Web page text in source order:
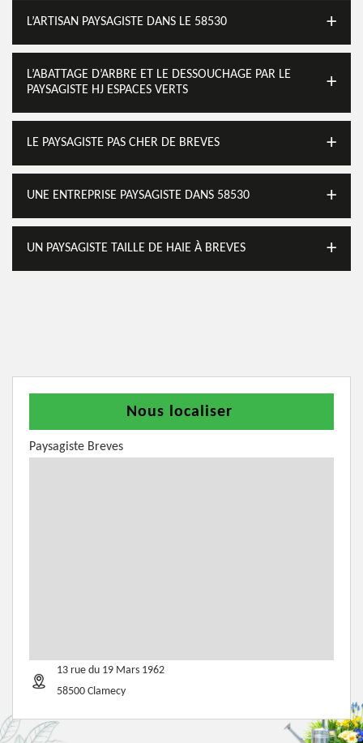
L’ARTISAN PAYSAGISTE DANS LE 58530
L’ABATTAGE D’ARBRE ET LE DESSOUCHAGE PAR LE
PAYSAGISTE HJ ESPACES VERTS
LE PAYSAGISTE PAS CHER DE BREVES
UNE ENTREPRISE PAYSAGISTE DANS 58530
UN PAYSAGISTE TAILLE DE HAIE À BREVES
Nous localiser
Paysagiste Breves
13 rue du 19 Mars 1962
58500 Clamecy